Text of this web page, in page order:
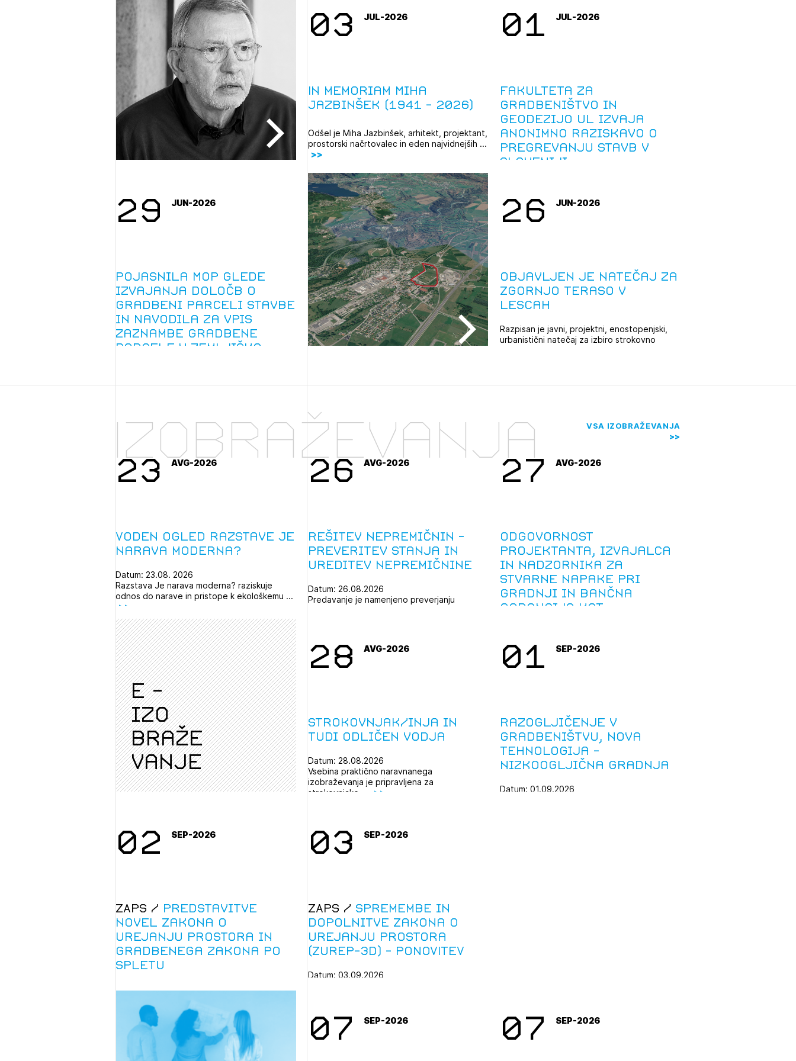
Izbrana vsebina je namenjena le ZAPS registriranim
uporabnikom. Da lahko do nje dostopate, se je
potrebno prijaviti.
PRIJAVITE SE REGISTRIRAJTE SE
Pozdravljeni
Prijavite se s svojim ZAPS uporabniškim imenom in geslom.
03 JUL-2026
In memoriam Miha
Jazbinšek (1941 – 2026)
Odšel je Miha Jazbinšek, arhitekt, projektant,
prostorski načrtovalec in eden najvidnejših ...
01 JUL-2026
Fakulteta za
gradbeništvo in
geodezijo UL izvaja
anonimno raziskavo o
pregrevanju stavb v
Sloveniji
29 JUN-2026
Pojasnila MOP glede
izvajanja določb o
gradbeni parceli stavbe
in Navodila za vpis
zaznambe gradbene
parcele v zemljiško
26 JUN-2026
Objavljen je natečaj za
Zgornjo teraso v
Lescah
Razpisan je javni, projektni, enostopenjski,
urbanistični natečaj za izbiro strokovno
Izobraževanja VSA IZOBRAŽEVANJA
e -
izo
braže
vanje
23 AVG-2026
Voden ogled razstave Je
narava moderna?
Datum: 23.08. 2026
Razstava Je narava moderna? raziskuje
odnos do narave in pristope k ekološkemu ...
26 AVG-2026
Rešitev nepremičnin -
Preveritev stanja in
ureditev nepremičnine
Datum: 26.08.2026
Predavanje je namenjeno preverjanju
27 AVG-2026
Odgovornost
projektanta, izvajalca
in nadzornika za
stvarne napake pri
gradnji in bančna
garancija kot
28 AVG-2026
Strokovnjak/inja in
tudi odličen vodja
Datum: 28.08.2026
Vsebina praktično naravnanega
izobraževanja je pripravljena za
strokovnjake, ...
01 SEP-2026
Razogljičenje v
gradbeništvu, nova
tehnologija -
nizkoogljična gradnja
Datum: 01.09.2026
02 SEP-2026
ZAPS / Predstavitve
novel Zakona o
urejanju prostora in
Gradbenega zakona po
spletu
03 SEP-2026
ZAPS / Spremembe in
dopolnitve Zakona o
urejanju prostora
(ZUreP-3D) - PONOVITEV
Datum: 03.09.2026
07 SEP-2026 07 SEP-2026
Prijava na novičnik
Ostanite na tekočem z novicami in se naročite na Novičnike.
Označite svojo izbiro.
Novičnike vam bomo pošiljali na vaš elektronski naslov.
Mesečni novičnik
Novičnik izobraževanj
Novičnik natečajev